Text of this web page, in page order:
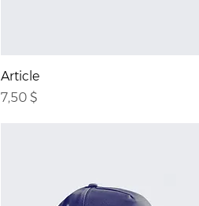
Article
Prix
7,50 $